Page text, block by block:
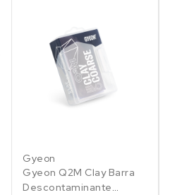
Gyeon
Gyeon Q2M Clay Barra
Descontaminante